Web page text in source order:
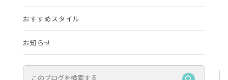
おすすめスタイル
お知らせ